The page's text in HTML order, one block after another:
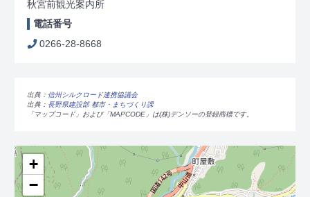
秋宮前観光案内所
電話番号
0266-28-8668
出典： 信州シルクロード連携協議会
出典： 長野県建設部 都市・まちづくり課
「マップコード」および「MAPCODE」は(株)デンソーの登録商標です。
+
−